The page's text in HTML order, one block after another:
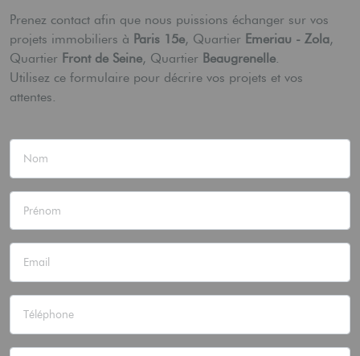
Prenez contact afin que nous puissions échanger sur vos
projets immobiliers à Paris 15e, Quartier Emeriau - Zola,
Quartier Front de Seine, Quartier Beaugrenelle.
Utilisez ce formulaire pour décrire vos projets et vos
attentes.